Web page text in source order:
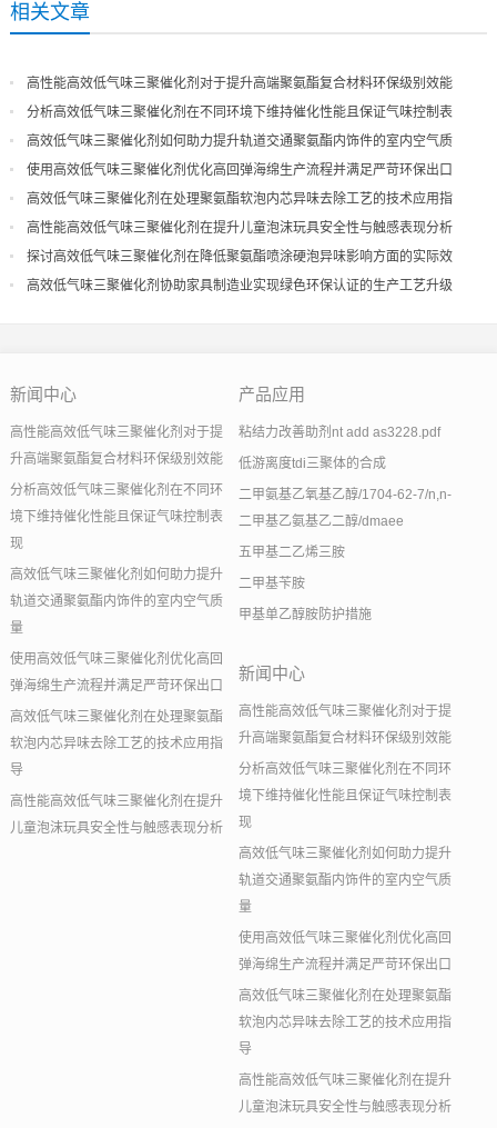
相关文章
高性能高效低气味三聚催化剂对于提升高端聚氨酯复合材料环保级别效能
分析高效低气味三聚催化剂在不同环境下维持催化性能且保证气味控制表
现
高效低气味三聚催化剂如何助力提升轨道交通聚氨酯内饰件的室内空气质
量
使用高效低气味三聚催化剂优化高回弹海绵生产流程并满足严苛环保出口
高效低气味三聚催化剂在处理聚氨酯软泡内芯异味去除工艺的技术应用指
导
高性能高效低气味三聚催化剂在提升儿童泡沫玩具安全性与触感表现分析
探讨高效低气味三聚催化剂在降低聚氨酯喷涂硬泡异味影响方面的实际效
果
高效低气味三聚催化剂协助家具制造业实现绿色环保认证的生产工艺升级
新闻中心
高性能高效低气味三聚催化剂对于提
升高端聚氨酯复合材料环保级别效能
分析高效低气味三聚催化剂在不同环
境下维持催化性能且保证气味控制表
现
高效低气味三聚催化剂如何助力提升
轨道交通聚氨酯内饰件的室内空气质
量
使用高效低气味三聚催化剂优化高回
弹海绵生产流程并满足严苛环保出口
高效低气味三聚催化剂在处理聚氨酯
软泡内芯异味去除工艺的技术应用指
导
高性能高效低气味三聚催化剂在提升
儿童泡沫玩具安全性与触感表现分析
产品应用
粘结力改善助剂nt add as3228.pdf
低游离度tdi三聚体的合成
二甲氨基乙氧基乙醇/1704-62-7/n,n-
二甲基乙氨基乙二醇/dmaee
五甲基二乙烯三胺
二甲基苄胺
甲基单乙醇胺防护措施
新闻中心
高性能高效低气味三聚催化剂对于提
升高端聚氨酯复合材料环保级别效能
分析高效低气味三聚催化剂在不同环
境下维持催化性能且保证气味控制表
现
高效低气味三聚催化剂如何助力提升
轨道交通聚氨酯内饰件的室内空气质
量
使用高效低气味三聚催化剂优化高回
弹海绵生产流程并满足严苛环保出口
高效低气味三聚催化剂在处理聚氨酯
软泡内芯异味去除工艺的技术应用指
导
高性能高效低气味三聚催化剂在提升
儿童泡沫玩具安全性与触感表现分析